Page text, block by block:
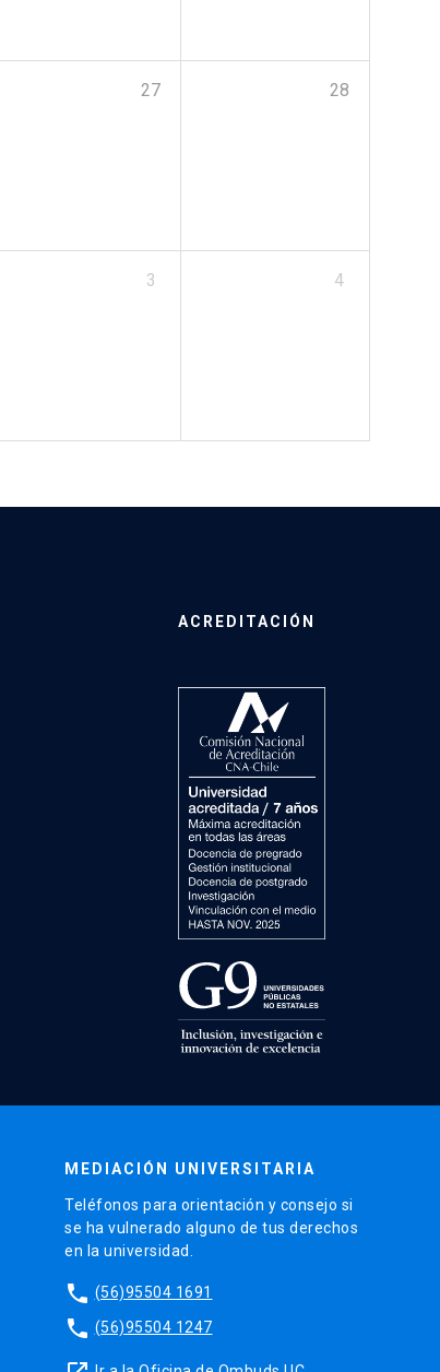
27 28
3 4
ACREDITACIÓN
MEDIACIÓN UNIVERSITARIA
Teléfonos para orientación y consejo si
se ha vulnerado alguno de tus derechos
en la universidad.
phone (56)95504 1691
phone (56)95504 1247